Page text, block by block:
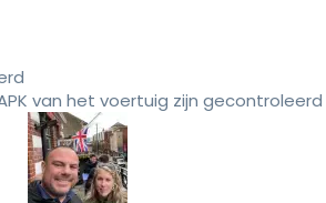
van het voertuig zijn gecontroleerd